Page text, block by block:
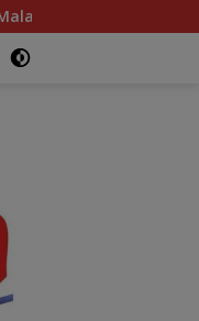
Sulut Sambut